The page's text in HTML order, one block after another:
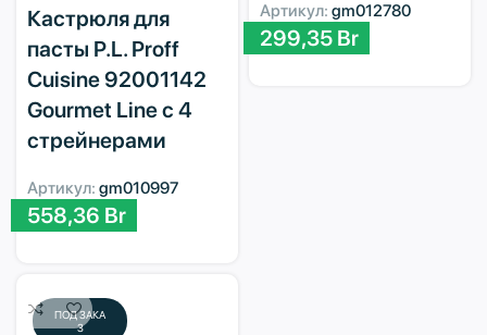
Кастрюля для
пасты P.L. Proff
Cuisine 92001142
Gourmet Line с 4
стрейнерами
Артикул: gm010997
558,36 Br
Артикул: gm012780
299,35 Br
ПОД ЗАКА
З